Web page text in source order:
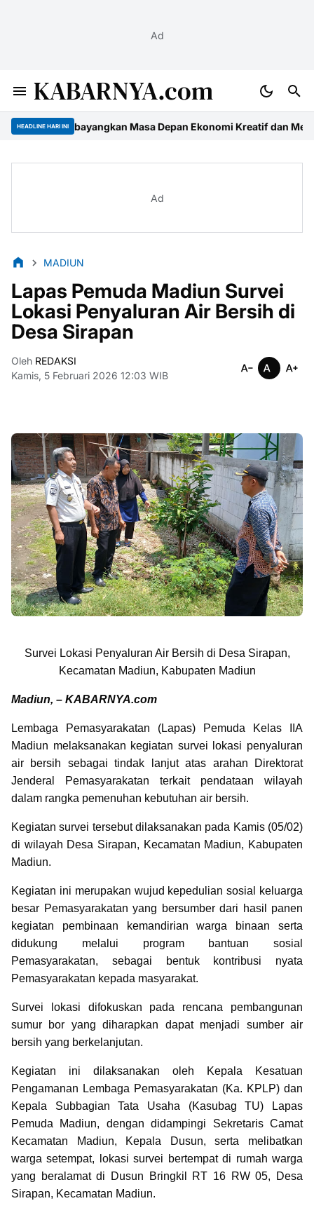
Ad
KABARNYA.com
HEADLINE HARI INI Masa Depan Ekonomi Kreatif dan Media Jatim
Ad
MADIUN
Lapas Pemuda Madiun Survei
Lokasi Penyaluran Air Bersih di
Desa Sirapan
Oleh REDAKSI
Kamis, 5 Februari 2026 12:03 WIB
Survei Lokasi Penyaluran Air Bersih di Desa Sirapan,
Kecamatan Madiun, Kabupaten Madiun
Madiun, – KABARNYA.com
Lembaga Pemasyarakatan (Lapas) Pemuda Kelas IIA
Madiun melaksanakan kegiatan survei lokasi penyaluran
air bersih sebagai tindak lanjut atas arahan Direktorat
Jenderal Pemasyarakatan terkait pendataan wilayah
dalam rangka pemenuhan kebutuhan air bersih.
Kegiatan survei tersebut dilaksanakan pada Kamis (05/02)
di wilayah Desa Sirapan, Kecamatan Madiun, Kabupaten
Madiun.
Kegiatan ini merupakan wujud kepedulian sosial keluarga
besar Pemasyarakatan yang bersumber dari hasil panen
kegiatan pembinaan kemandirian warga binaan serta
didukung melalui program bantuan sosial
Pemasyarakatan, sebagai bentuk kontribusi nyata
Pemasyarakatan kepada masyarakat.
Survei lokasi difokuskan pada rencana pembangunan
sumur bor yang diharapkan dapat menjadi sumber air
bersih yang berkelanjutan.
Kegiatan ini dilaksanakan oleh Kepala Kesatuan
Pengamanan Lembaga Pemasyarakatan (Ka. KPLP) dan
Kepala Subbagian Tata Usaha (Kasubag TU) Lapas
Pemuda Madiun, dengan didampingi Sekretaris Camat
Kecamatan Madiun, Kepala Dusun, serta melibatkan
warga setempat, lokasi survei bertempat di rumah warga
yang beralamat di Dusun Bringkil RT 16 RW 05, Desa
Sirapan, Kecamatan Madiun.